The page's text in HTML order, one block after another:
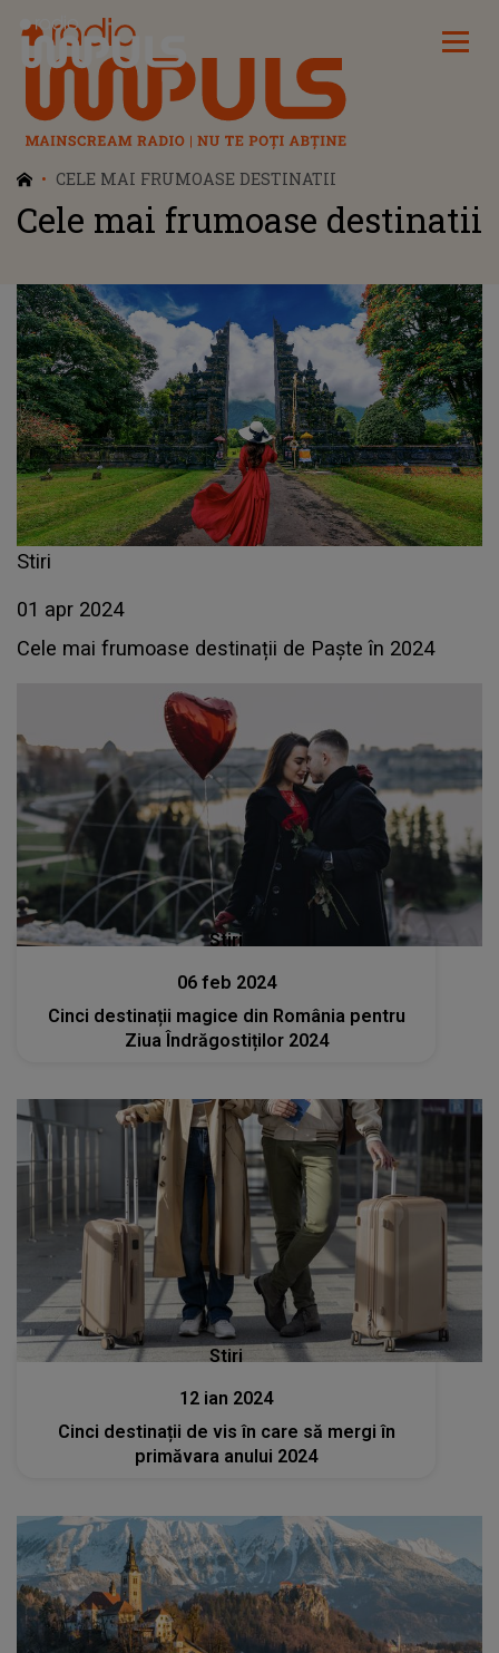
Radio Impuls
CELE MAI FRUMOASE DESTINATII
Cele mai frumoase destinatii
Stiri
01 apr 2024
Cele mai frumoase destinații de Paște în 2024
Stiri
06 feb 2024
Cinci destinații magice din România pentru
Ziua Îndrăgostiților 2024
Stiri
12 ian 2024
Cinci destinații de vis în care să mergi în
primăvara anului 2024